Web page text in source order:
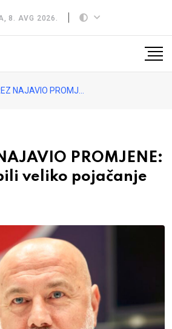
8. AVG 2026.
PROMJENE: Zmajevi dobili veliko pojačanje
PROMJENE:
veliko pojačanje